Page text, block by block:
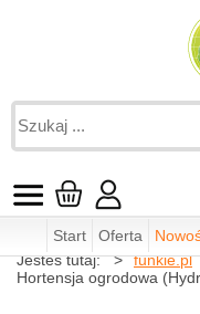
Start Oferta
Jesteś tutaj:
funkie.pl
Hortensja ogrodowa